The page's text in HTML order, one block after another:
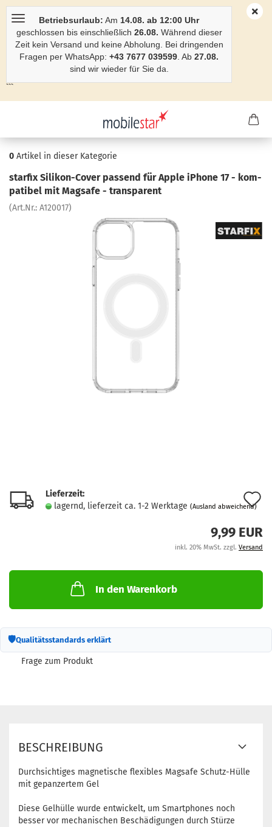
Betriebsurlaub: Am 14.08. ab 12:00 Uhr
geschlossen bis einschließlich 26.08. Während dieser
Zeit kein Versand und keine Abholung. Bei dringenden
Fragen per WhatsApp: +43 7677 039599 . Ab 27.08.
sind wir wieder für Sie da.
```
0 Artikel in dieser Kategorie
star­fix Silikon-​Cover pas­send für Apple iPho­ne 17 - kom­
pa­ti­bel mit Magsafe - trans­pa­rent
(Art.Nr.: A120017)
Lieferzeit:
lagernd, lieferzeit ca. 1-2 Werktage (Ausland abweichend)
9,99 EUR
inkl. 20% MwSt. zzgl. Versand
In den Warenkorb
🛡Qualitätsstandards erklärt
Frage zum Produkt
BESCHREIBUNG
Durchsichtiges magnetische flexibles Magsafe Schutz-Hülle
mit gepanzertem Gel
Diese Gelhülle wurde entwickelt, um Smartphones noch
besser vor mechanischen Beschädigungen durch Stürze